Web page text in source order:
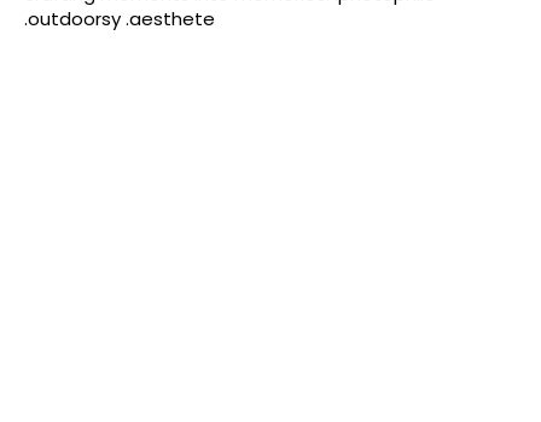
.outdoorsy .aesthete